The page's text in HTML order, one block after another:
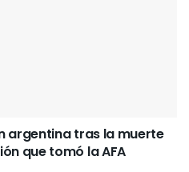
argentina tras la muerte
que tomó la AFA